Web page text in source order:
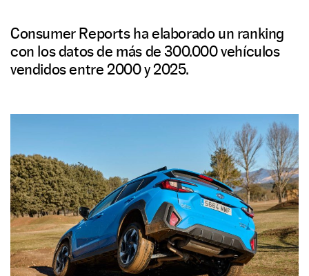
Consumer Reports ha elaborado un ranking
con los datos de más de 300.000 vehículos
vendidos entre 2000 y 2025.